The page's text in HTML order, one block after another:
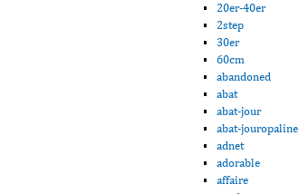
20er-40er
2step
30er
60cm
abandoned
abat
abat-jour
abat-jouropaline
adnet
adorable
affaire